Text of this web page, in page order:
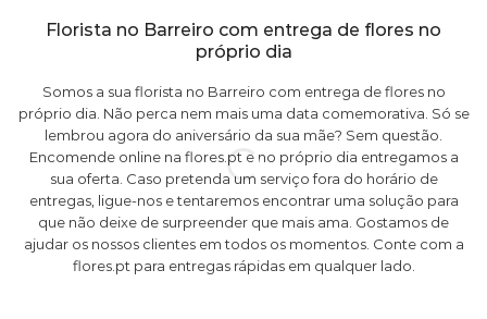
options
chosen
on
the
product
page
Florista no Barreiro com entrega de flores no
próprio dia
Somos a sua florista no Barreiro com entrega de flores no
próprio dia. Não perca nem mais uma data comemorativa. Só se
lembrou agora do aniversário da sua mãe? Sem questão.
Encomende online na flores.pt e no próprio dia entregamos a
sua oferta. Caso pretenda um serviço fora do horário de
entregas, ligue-nos e tentaremos encontrar uma solução para
que não deixe de surpreender que mais ama. Gostamos de
ajudar os nossos clientes em todos os momentos. Conte com a
flores.pt para entregas rápidas em qualquer lado.